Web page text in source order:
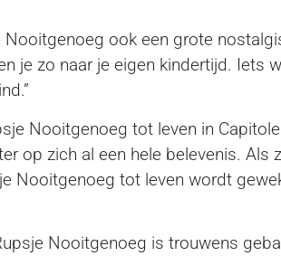
Nooitgenoeg ook een grote
je zo naar je eigen kindertijd. Iets
Nooitgenoeg tot leven in Capitole
op zich al een hele belevenis. Als
Nooitgenoeg tot leven wordt
Nooitgenoeg is trouwens